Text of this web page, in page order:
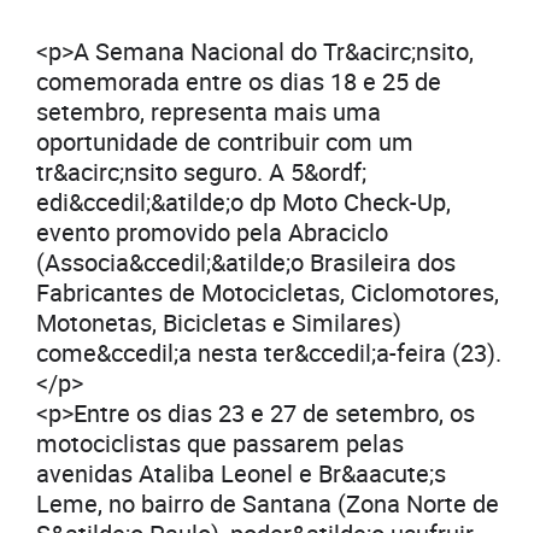
<p>A Semana Nacional do Tr&acirc;nsito,
comemorada entre os dias 18 e 25 de
setembro, representa mais uma
oportunidade de contribuir com um
tr&acirc;nsito seguro. A 5&ordf;
edi&ccedil;&atilde;o dp Moto Check-Up,
evento promovido pela Abraciclo
(Associa&ccedil;&atilde;o Brasileira dos
Fabricantes de Motocicletas, Ciclomotores,
Motonetas, Bicicletas e Similares)
come&ccedil;a nesta ter&ccedil;a-feira (23).
</p>
<p>Entre os dias 23 e 27 de setembro, os
motociclistas que passarem pelas
avenidas Ataliba Leonel e Br&aacute;s
Leme, no bairro de Santana (Zona Norte de